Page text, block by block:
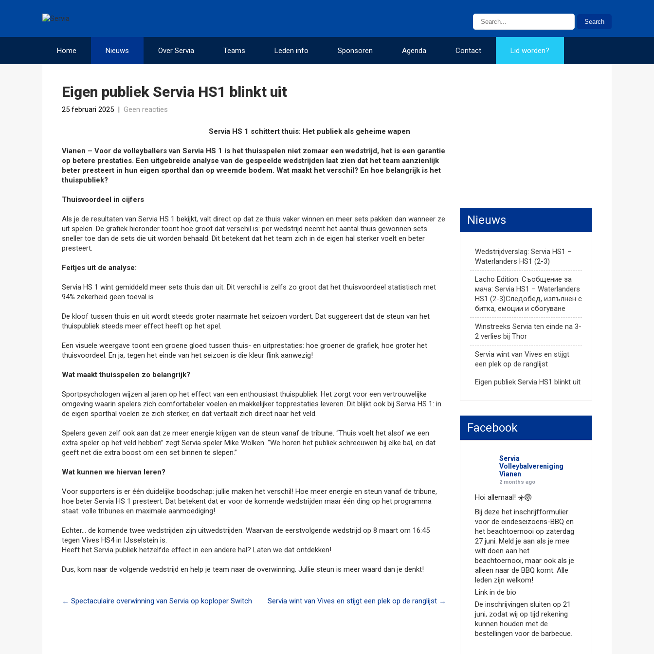
Home Nieuws Over Servia Teams Leden info Sponsoren Agenda Contact Lid worden?
Eigen publiek Servia HS1 blinkt uit
25 februari 2025 | Geen reacties
Servia HS 1 schittert thuis: Het publiek als geheime wapen
Vianen – Voor de volleyballers van Servia HS 1 is het thuisspelen niet zomaar een wedstrijd, het is een garantie
op betere prestaties. Een uitgebreide analyse van de gespeelde wedstrijden laat zien dat het team aanzienlijk
beter presteert in hun eigen sporthal dan op vreemde bodem. Wat maakt het verschil? En hoe belangrijk is het
thuispubliek?
Thuisvoordeel in cijfers
Als je de resultaten van Servia HS 1 bekijkt, valt direct op dat ze thuis vaker winnen en meer sets pakken dan wanneer ze
uit spelen. De grafiek hieronder toont hoe groot dat verschil is: per wedstrijd neemt het aantal thuis gewonnen sets
sneller toe dan de sets die uit worden behaald. Dit betekent dat het team zich in de eigen hal sterker voelt en beter
presteert.
Feitjes uit de analyse:
Servia HS 1 wint gemiddeld meer sets thuis dan uit. Dit verschil is zelfs zo groot dat het thuisvoordeel statistisch met
94% zekerheid geen toeval is.
De kloof tussen thuis en uit wordt steeds groter naarmate het seizoen vordert. Dat suggereert dat de steun van het
thuispubliek steeds meer effect heeft op het spel.
Een visuele weergave toont een groene gloed tussen thuis- en uitprestaties: hoe groener de grafiek, hoe groter het
thuisvoordeel. En ja, tegen het einde van het seizoen is die kleur flink aanwezig!
Wat maakt thuisspelen zo belangrijk?
Sportpsychologen wijzen al jaren op het effect van een enthousiast thuispubliek. Het zorgt voor een vertrouwelijke
omgeving waarin spelers zich comfortabeler voelen en makkelijker topprestaties leveren. Dit blijkt ook bij Servia HS 1: in
de eigen sporthal voelen ze zich sterker, en dat vertaalt zich direct naar het veld.
Spelers geven zelf ook aan dat ze meer energie krijgen van de steun vanaf de tribune. “Thuis voelt het alsof we een
extra speler op het veld hebben” zegt Servia speler Mike Wolken. “We horen het publiek schreeuwen bij elke bal, en dat
geeft net die extra boost om een set binnen te slepen.”
Wat kunnen we hiervan leren?
Voor supporters is er één duidelijke boodschap: jullie maken het verschil! Hoe meer energie en steun vanaf de tribune,
hoe beter Servia HS 1 presteert. Dat betekent dat er voor de komende wedstrijden maar één ding op het programma
staat: volle tribunes en maximale aanmoediging!
Echter… de komende twee wedstrijden zijn uitwedstrijden. Waarvan de eerstvolgende wedstrijd op 8 maart om 16:45
tegen Vives HS4 in IJsselstein is.
Heeft het Servia publiek hetzelfde effect in een andere hal? Laten we dat ontdekken!
Dus, kom naar de volgende wedstrijd en help je team naar de overwinning. Jullie steun is meer waard dan je denkt!
Post
← Spectaculaire overwinning van Servia op koploper Switch Servia wint van Vives en stijgt een plek op de ranglijst →
Nieuws
Wedstrijdverslag: Servia HS1 –
Waterlanders HS1 (2-3)
Lacho Edition: Съобщение за
мача: Servia HS1 – Waterlanders
HS1 (2-3)Следобед, изпълнен с
битка, емоции и сбогуване
Winstreeks Servia ten einde na 3-
2 verlies bij Thor
Servia wint van Vives en stijgt
een plek op de ranglijst
Eigen publiek Servia HS1 blinkt uit
Facebook
Servia
Volleybalvereniging
Vianen
2 months ago
Hoi allemaal! ☀️🏐
Bij deze het inschrijfformulier
voor de eindeseizoens-BBQ en
het beachtoernooi op zaterdag
27 juni. Meld je aan als je mee
wilt doen aan het
beachtoernooi, maar ook als je
alleen naar de BBQ komt. Alle
leden zijn welkom!
Link in de bio
De inschrijvingen sluiten op 21
juni, zodat wij op tijd rekening
kunnen houden met de
bestellingen voor de barbecue.